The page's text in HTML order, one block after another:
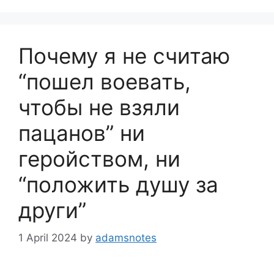
Почему я не считаю
“пошел воевать,
чтобы не взяли
пацанов” ни
геройством, ни
“положить душу за
други”
1 April 2024 by adamsnotes